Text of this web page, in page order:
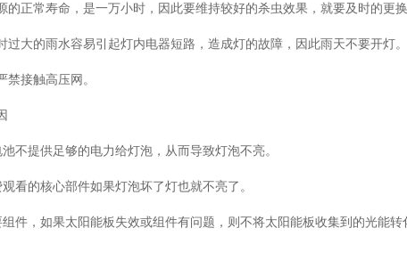
正常寿命，是一万小时，因此要维持较好的杀虫效果，就要及时的更
大的雨水容易引起灯内电器短路，造成灯的故障，因此雨天不要开灯
禁接触高压网。
不提供足够的电力给灯泡，从而导致灯泡不亮。
看的核心部件如果灯泡坏了灯也就不亮了。
件，如果太阳能板失效或组件有问题，则不将太阳能板收集到的光能转